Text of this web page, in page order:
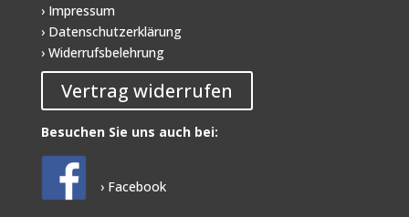
› Impressum
› Datenschutzerklärung
› Widerrufsbelehrung
Vertrag widerrufen
Besuchen Sie uns auch bei:
› Facebook